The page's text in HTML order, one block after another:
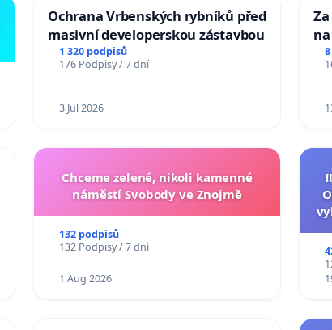
Ochrana Vrbenských rybníků před
masivní developerskou zástavbou
1 320 podpisů
176 Podpisy / 7 dní
3 Jul 2026
Chceme zelené, nikoli kamenné
náměstí Svobody ve Znojmě
132 podpisů
132 Podpisy / 7 dní
1 Aug 2026